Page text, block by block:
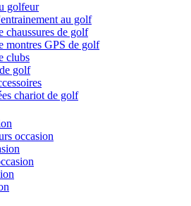
golfeur
au golf
chaussures de golf
montres GPS de golf
clubs
golf
chariot de golf
occasion